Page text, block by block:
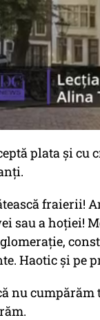
plata și cu
fraierii!
sau a hoției!
Haotic și pe
nu cumpărăm